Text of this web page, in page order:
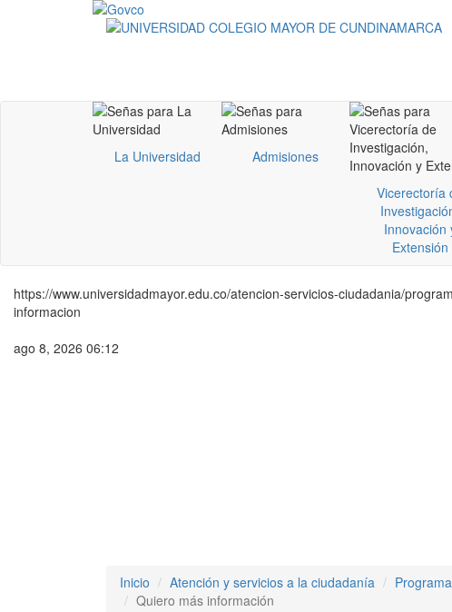
La Universidad
Admisiones
Vicerectoría
Innovación
Extensión
https://www.universidadmayor.edu.co/atencion-servicios-ciudadania/
informacion
ago 8, 2026 06:12
Inicio
Atención y servicios a la ciudadanía
Quiero más información